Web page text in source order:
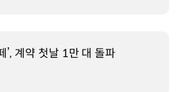
’, 계약 첫날 1만 대 돌파